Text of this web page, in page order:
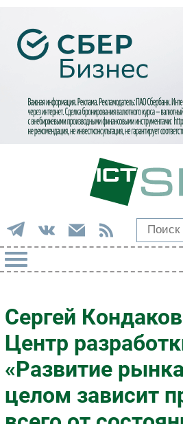
Импорто­замещение
Автоматизация
Интернет
Фиксированная связь
Сергей
Центр
«Развитие
целом зависит